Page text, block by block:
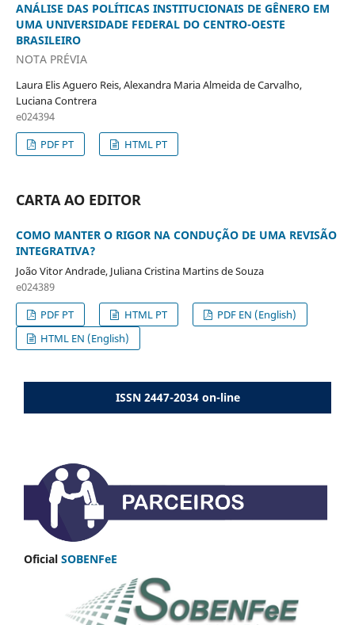
ANÁLISE DAS POLÍTICAS INSTITUCIONAIS DE GÊNERO EM
UMA UNIVERSIDADE FEDERAL DO CENTRO-OESTE
BRASILEIRO
NOTA PRÉVIA
Laura Elis Aguero Reis, Alexandra Maria Almeida de Carvalho,
Luciana Contrera
e024394
PDF PT
HTML PT
CARTA AO EDITOR
COMO MANTER O RIGOR NA CONDUÇÃO DE UMA REVISÃO
INTEGRATIVA?
João Vitor Andrade, Juliana Cristina Martins de Souza
e024389
PDF PT
HTML PT
PDF EN (English)
HTML EN (English)
ISSN 2447-2034 on-line
Oficial SOBENFeE